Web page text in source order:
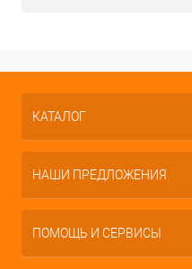
КАТАЛОГ
НАШИ ПРЕДЛОЖЕНИЯ
ПОМОЩЬ И СЕРВИСЫ